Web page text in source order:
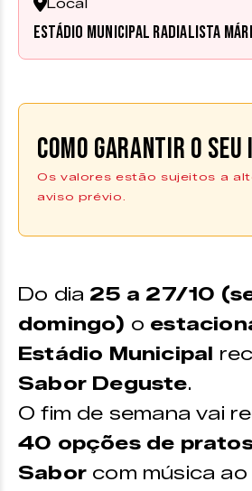
Local
Estádio Municipal Radialista
Como garantir o seu
Os valores estão sujeitos a
aviso prévio.
Do dia 25 a 27/10
domingo) o
Estádio Municipal
Sabor Deguste.
O fim de semana vai
40 opções de
Sabor com música